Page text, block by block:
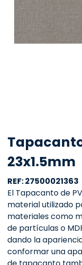
23x1.5mm
REF: 27500021363
El Tapacanto de
material utilizado
materiales como
de partículas o
dando la
conformar una